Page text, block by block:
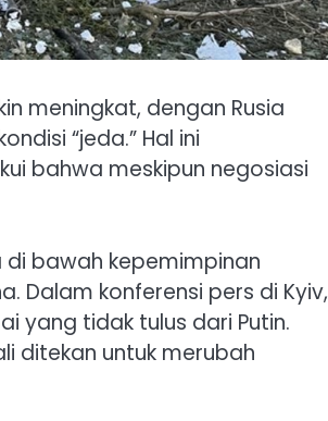
meningkat, dengan Rusia
“jeda.” Hal ini
bahwa meskipun negosiasi
di bawah kepemimpinan
Dalam konferensi pers di Kyiv,
yang tidak tulus dari Putin.
ditekan untuk merubah